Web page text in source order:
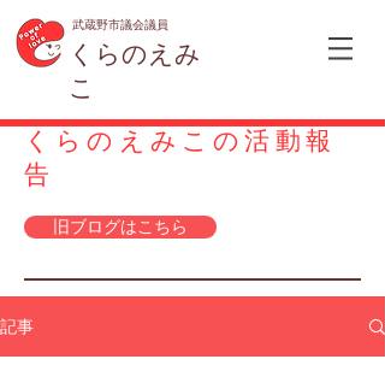
武蔵野市議会議員
くらのえみ
こ
くらのえみこの活動報
告
旧ブログはこちら
記事